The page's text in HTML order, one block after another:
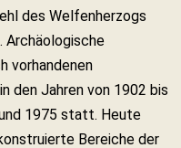
des Welfenherzogs
Archäologische
vorhandenen
den Jahren von 1902 bis
1975 statt. Heute
Bereiche der